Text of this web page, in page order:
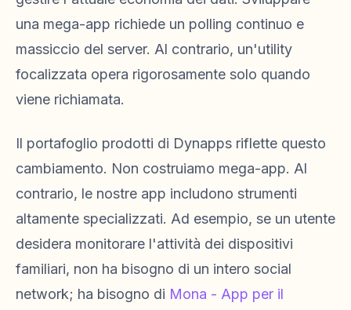
una mega-app richiede un polling continuo e
massiccio del server. Al contrario, un'utility
focalizzata opera rigorosamente solo quando
viene richiamata.
Il portafoglio prodotti di Dynapps riflette questo
cambiamento. Non costruiamo mega-app. Al
contrario, le nostre app includono strumenti
altamente specializzati. Ad esempio, se un utente
desidera monitorare l'attività dei dispositivi
familiari, non ha bisogno di un intero social
network; ha bisogno di Mona - App per il